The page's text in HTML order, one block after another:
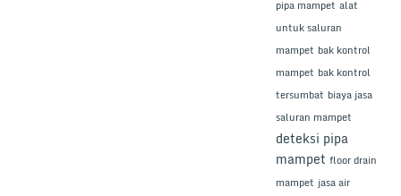
pipa mampet alat
untuk saluran
mampet bak kontrol
mampet bak kontrol
tersumbat biaya jasa
saluran mampet
deteksi pipa
mampet floor drain
mampet jasa air